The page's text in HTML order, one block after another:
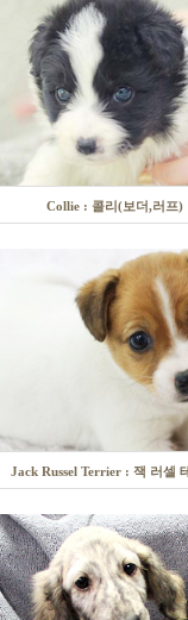
Collie : 콜리(보더,러프)
Jack Russel Terrier : 잭 러셀